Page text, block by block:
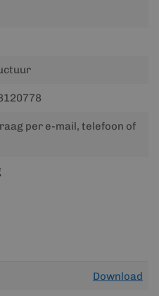
per e-mail, telefoon of
Download